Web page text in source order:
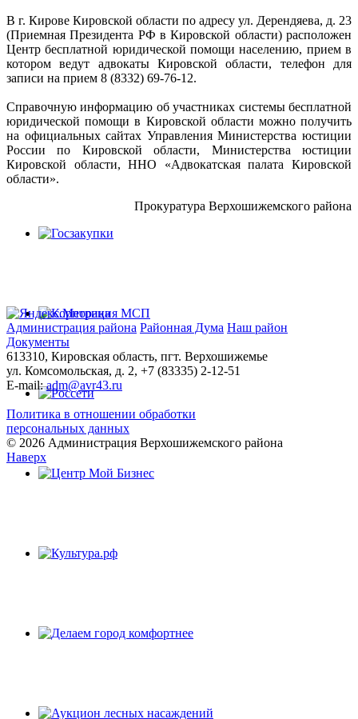
В г. Кирове Кировской области по адресу ул. Дерендяева, д. 23
(Приемная Президента РФ в Кировской области) расположен
Центр бесплатной юридической помощи населению, прием в
котором ведут адвокаты Кировской области, телефон для
записи на прием 8 (8332) 69-76-12.
Справочную информацию об участниках системы бесплатной
юридической помощи в Кировской области можно получить
на официальных сайтах Управления Министерства юстиции
России по Кировской области, Министерства юстиции
Кировской области, ННО «Адвокатская палата Кировской
области».
Прокуратура Верхошижемского района
Администрация района Районная Дума Наш район
Документы
613310, Кировская область, пгт. Верхошижемье
ул. Комсомольская, д. 2, +7 (83335) 2-12-51
E-mail:adm@avr43.ru
Политика в отношении обработки
персональных данных
© 2026 Администрация Верхошижемского района
Наверх